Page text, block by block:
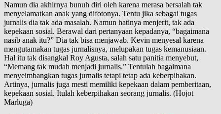
Namun dia akhirnya bunuh diri oleh karena merasa bersalah tak
menyelamatkan anak yang difotonya. Tentu jika sebagai tugas
jurnalis dia tak ada masalah. Namun hatinya menjerit, tak ada
kepekaan sosial. Berawal dari pertanyaan kepadanya, “bagaimana
nasib anak itu?” Dia tak bisa menjawab. Kevin menyesal karena
mengutamakan tugas jurnalisnya, melupakan tugas kemanusiaan.
Hal itu tak disangkal Roy Agusta, salah satu panitia menyebut,
“Memang tak mudah menjadi jurnalis.” Tentulah bagaimana
menyeimbangkan tugas jurnalis tetapi tetap ada keberpihakan.
Artinya, jurnalis juga mesti memiliki kepekaan dalam pemberitaan,
kepekaan sosial. Itulah keberpihakan seorang jurnalis. (Hojot
Marluga)